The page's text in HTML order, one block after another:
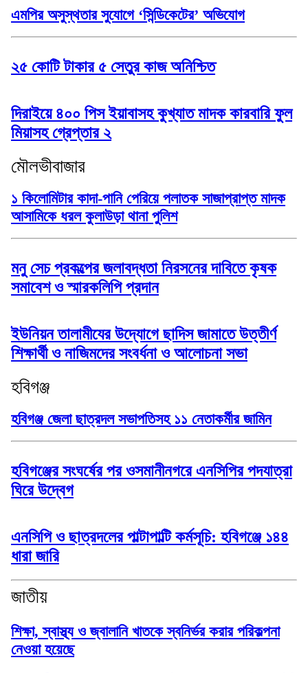
এমপির অসুস্থতার সুযোগে ‘সিন্ডিকেটের’ অভিযোগ
২৫ কোটি টাকার ৫ সেতুর কাজ অনিশ্চিত
দিরাইয়ে ৪০০ পিস ইয়াবাসহ কুখ্যাত মাদক কারবারি ফুল
মিয়াসহ গ্রেপ্তার ২
মৌলভীবাজার
১ কিলোমিটার কাদা-পানি পেরিয়ে পলাতক সাজাপ্রাপ্ত মাদক
আসামিকে ধরল কুলাউড়া থানা পুলিশ
মনু সেচ প্রকল্পের জলাবদ্ধতা নিরসনের দাবিতে কৃষক
সমাবেশ ও স্মারকলিপি প্রদান
ইউনিয়ন তালামীযের উদ্যোগে ছাদিস জামাতে উত্তীর্ণ
শিক্ষার্থী ও নাজিমদের সংবর্ধনা ও আলোচনা সভা
হবিগঞ্জ
হবিগঞ্জ জেলা ছাত্রদল সভাপতিসহ ১১ নেতাকর্মীর জামিন
হবিগঞ্জের সংঘর্ষের পর ওসমানীনগরে এনসিপির পদযাত্রা
ঘিরে উদ্বেগ
এনসিপি ও ছাত্রদলের পাল্টাপাল্টি কর্মসূচি: হবিগঞ্জে ১৪৪
ধারা জারি
জাতীয়
শিক্ষা, স্বাস্থ্য ও জ্বালানি খাতকে স্বনির্ভর করার পরিকল্পনা
নেওয়া হয়েছে